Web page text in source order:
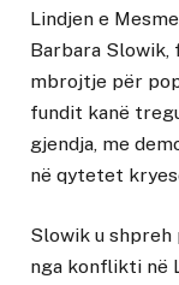
Lindjen e
Barbara Slowik,
mbrojtje për
fundit kanë
gjendja, me
në qytetet
Slowik u shpreh
nga konflikti në